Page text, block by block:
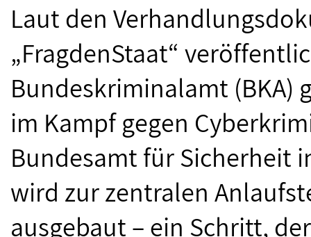
Laut den
„FragdenStaat“
Bundeskriminalamt (BKA)
im Kampf gegen
Bundesamt für Sicherheit
wird zur zentralen
ausgebaut – ein Schritt,